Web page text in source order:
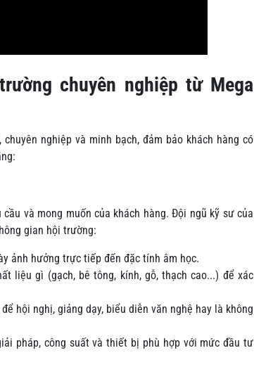
chuyên nghiệp từ Mega
nghiệp và minh bạch, đảm bảo khách hàng có
và mong muốn của khách hàng. Đội ngũ kỹ sư của
gian hội trường:
ảnh hưởng trực tiếp đến đặc tính âm học.
liệu gì (gạch, bê tông, kính, gỗ, thạch cao...) để xác
hội nghị, giảng dạy, biểu diễn văn nghệ hay là không
pháp, công suất và thiết bị phù hợp với mức đầu tư